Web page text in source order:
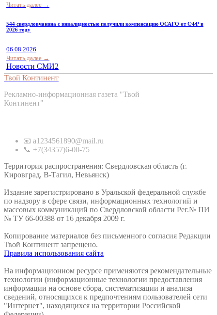
Читать далее →
544 свердловчанина с инвалидностью получили компенсацию ОСАГО от СФР в
2026 году
06.08.2026
Читать далее →
Новости СМИ2
Твой Континент
Рекламно-информационная газета "Твой
Континент"
📧 a1234561890@mail.ru
📞 +7(34357)6-00-75
Территория распространения: Свердловская область (г.
Кировград, В-Тагил, Невьянск)
Издание зарегистрировано в Уральской федеральной службе
по надзору в сфере связи, информационных технологий и
массовых коммуникаций по Свердловской области Рег.№ ПИ
№ ТУ 66-00388 от 16 декабря 2009 г.
Копирование материалов без письменного согласия Редакции
Твой Континент запрещено.
Правила использования сайта
На информационном ресурсе применяются рекомендательные
технологии (информационные технологии предоставления
информации на основе сбора, систематизации и анализа
сведений, относящихся к предпочтениям пользователей сети
"Интернет", находящихся на территории Российской